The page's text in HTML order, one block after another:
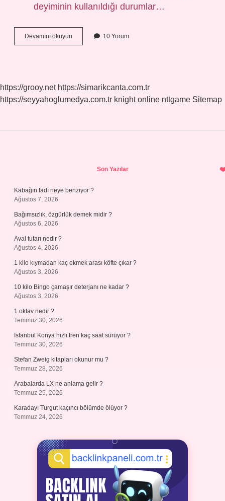
deyiminin kullanıldığı durumlar…
Devamını okuyun
bıngıl
10 Yorum
https://grooy.net https://simarikcanta.com.tr
https://seyyahoglumedya.com.tr knight online nttgame Sitemap
Son Yazılar
Kabağın tadı neye benziyor ?
Ağustos 7, 2026
Bağımsızlık, özgürlük demek midir ?
Ağustos 6, 2026
Aval tutarı nedir ?
Ağustos 4, 2026
1 kilo kıymadan kaç ekmek arası köfte çıkar ?
Ağustos 3, 2026
10 kilo Bingo çamaşır deterjanı ne kadar ?
Ağustos 3, 2026
1 oktav nedir ?
Temmuz 30, 2026
İstanbul Konya hızlı tren kaç saat sürüyor ?
Temmuz 30, 2026
Stefan Zweig kitapları okunur mu ?
Temmuz 28, 2026
Arabalarda LX ne anlama gelir ?
Temmuz 25, 2026
Karadayı Turgut kaçıncı bölümde ölüyor ?
Temmuz 24, 2026